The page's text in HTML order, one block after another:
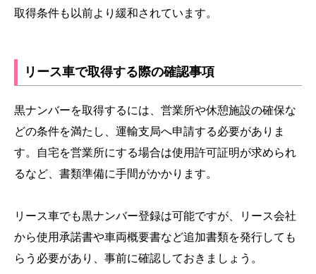
取得条件も以前より緩和されています。
リース車で取得する際の確認事項
黒ナンバーを取得するには、営業所や休憩施設の確保な
どの条件を満たし、運輸支局へ申請する必要がありま
す。自宅を営業所にする場合は使用許可証明が求められ
るなど、書類準備に手間がかかります。
リース車でも黒ナンバー登録は可能ですが、リース会社
から使用承諾書や車両概要書など追加書類を発行しても
らう必要があり、事前に確認しておきましょう。